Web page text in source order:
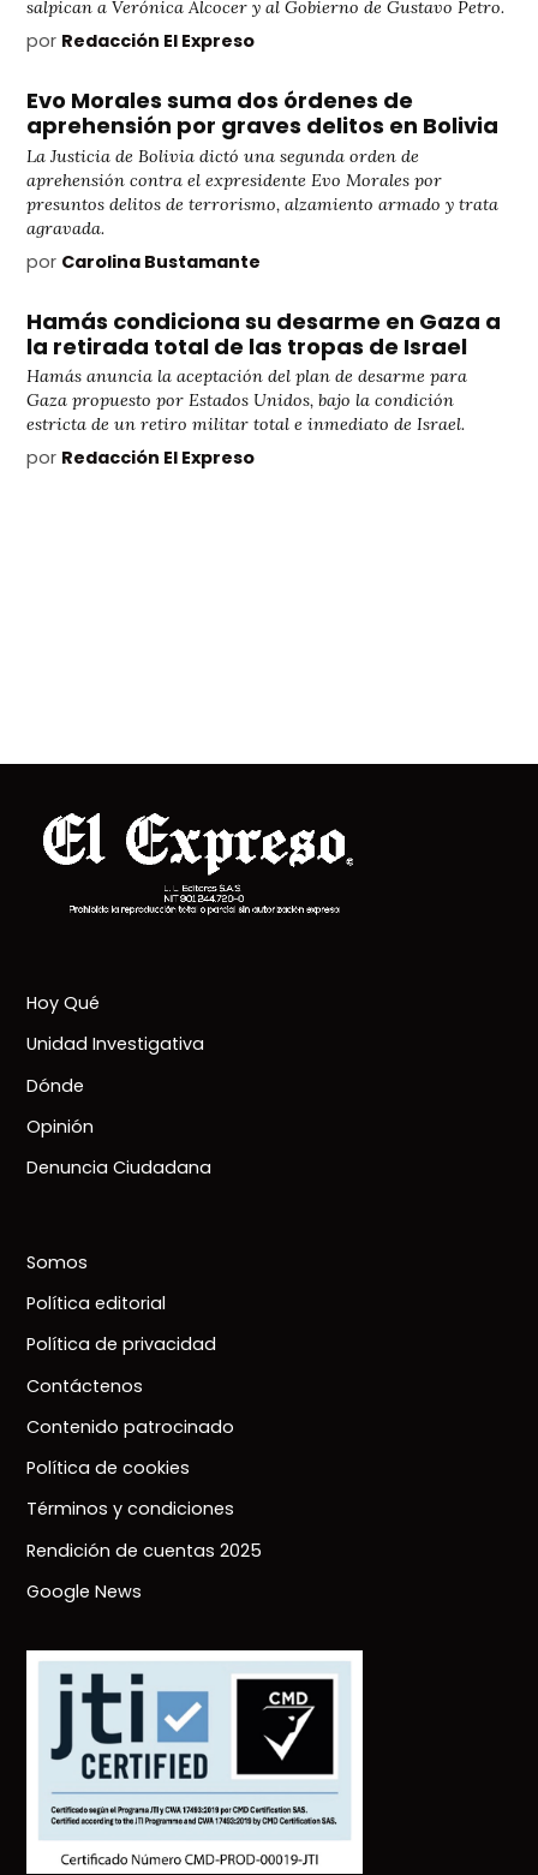
salpican a Verónica Alcocer y al Gobierno de Gustavo Petro.
por Redacción El Expreso
Evo Morales suma dos órdenes de
aprehensión por graves delitos en Bolivia
La Justicia de Bolivia dictó una segunda orden de
aprehensión contra el expresidente Evo Morales por
presuntos delitos de terrorismo, alzamiento armado y trata
agravada.
por Carolina Bustamante
Hamás condiciona su desarme en Gaza a
la retirada total de las tropas de Israel
Hamás anuncia la aceptación del plan de desarme para
Gaza propuesto por Estados Unidos, bajo la condición
estricta de un retiro militar total e inmediato de Israel.
por Redacción El Expreso
Hoy Qué
Unidad Investigativa
Dónde
Opinión
Denuncia Ciudadana
Somos
Política editorial
Política de privacidad
Contáctenos
Contenido patrocinado
Política de cookies
Términos y condiciones
Rendición de cuentas 2025
Google News